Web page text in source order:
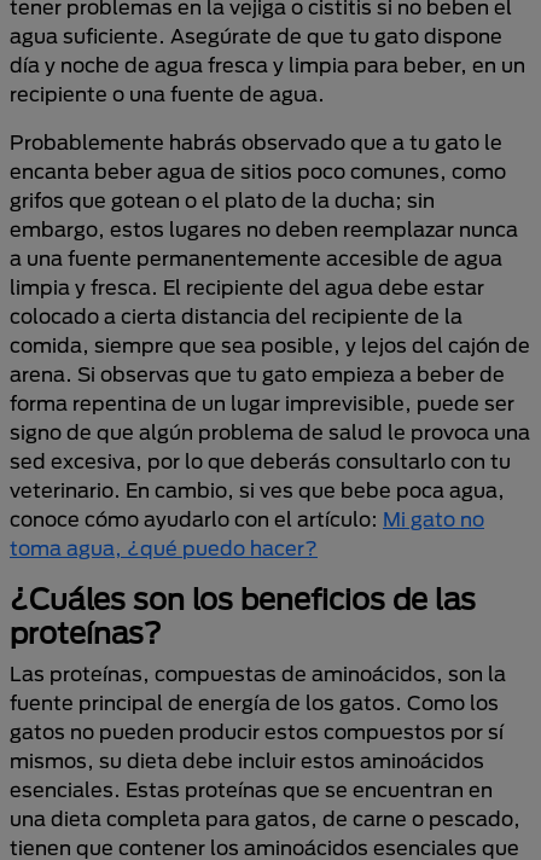
tener problemas en la vejiga o cistitis si no beben el
agua suficiente. Asegúrate de que tu gato dispone
día y noche de agua fresca y limpia para beber, en un
recipiente o una fuente de agua.
Probablemente habrás observado que a tu gato le
encanta beber agua de sitios poco comunes, como
grifos que gotean o el plato de la ducha; sin
embargo, estos lugares no deben reemplazar nunca
a una fuente permanentemente accesible de agua
limpia y fresca. El recipiente del agua debe estar
colocado a cierta distancia del recipiente de la
comida, siempre que sea posible, y lejos del cajón de
arena. Si observas que tu gato empieza a beber de
forma repentina de un lugar imprevisible, puede ser
signo de que algún problema de salud le provoca una
sed excesiva, por lo que deberás consultarlo con tu
veterinario. En cambio, si ves que bebe poca agua,
conoce cómo ayudarlo con el artículo: Mi gato no
toma agua, ¿qué puedo hacer?
¿Cuáles son los beneficios de las
proteínas?
Las proteínas, compuestas de aminoácidos, son la
fuente principal de energía de los gatos. Como los
gatos no pueden producir estos compuestos por sí
mismos, su dieta debe incluir estos aminoácidos
esenciales. Estas proteínas que se encuentran en
una dieta completa para gatos, de carne o pescado,
tienen que contener los aminoácidos esenciales que